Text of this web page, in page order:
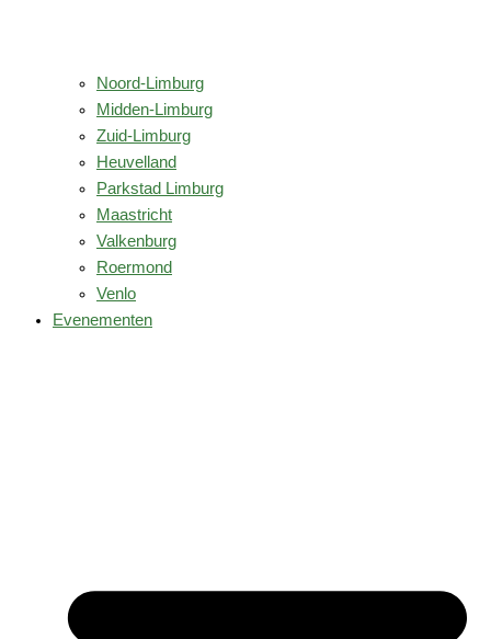
Noord-Limburg
Midden-Limburg
Zuid-Limburg
Heuvelland
Parkstad Limburg
Maastricht
Valkenburg
Roermond
Venlo
Evenementen